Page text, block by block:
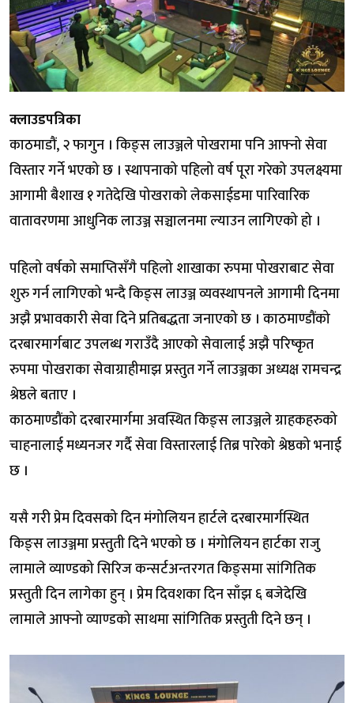
क्लाउडपत्रिका
काठमाडौं, २ फागुन । किङ्स लाउञ्जले पोखरामा पनि आफ्नो सेवा
विस्तार गर्ने भएको छ । स्थापनाको पहिलो वर्ष पूरा गरेको उपलक्ष्यमा
आगामी बैशाख १ गतेदेखि पोखराको लेकसाईडमा पारिवारिक
वातावरणमा आधुनिक लाउञ्ज सञ्चालनमा ल्याउन लागिएको हो ।
पहिलो वर्षको समाप्तिसँगै पहिलो शाखाका रुपमा पोखराबाट सेवा
शुरु गर्न लागिएको भन्दै किङ्स लाउञ्ज व्यवस्थापनले आगामी दिनमा
अझै प्रभावकारी सेवा दिने प्रतिबद्धता जनाएको छ । काठमाण्डौंको
दरबारमार्गबाट उपलब्ध गराउँदै आएको सेवालाई अझै परिष्कृत
रुपमा पोखराका सेवाग्राहीमाझ प्रस्तुत गर्ने लाउञ्जका अध्यक्ष रामचन्द्र
श्रेष्ठले बताए ।
काठमाण्डौंको दरबारमार्गमा अवस्थित किङ्स लाउञ्जले ग्राहकहरुको
चाहनालाई मध्यनजर गर्दै सेवा विस्तारलाई तिब्र पारेको श्रेष्ठको भनाई
छ ।
यसै गरी प्रेम दिवसको दिन मंगोलियन हार्टले दरबारमार्गस्थित
किङ्स लाउञ्जमा प्रस्तुती दिने भएको छ । मंगोलियन हार्टका राजु
लामाले व्याण्डको सिरिज कन्सर्टअन्तरगत किङ्समा सांगितिक
प्रस्तुती दिन लागेका हुन् । प्रेम दिवशका दिन साँझ ६ बजेदेखि
लामाले आफ्नो व्याण्डको साथमा सांगितिक प्रस्तुती दिने छन् ।